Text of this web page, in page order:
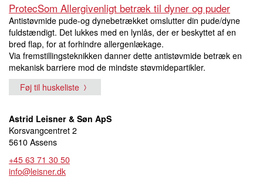
ProtecSom Allergivenligt betræk til dyner og puder
Antistøvmide pude-og dynebetrækket omslutter din pude/dyne
fuldstændigt. Det lukkes med en lynlås, der er beskyttet af en
bred flap, for at forhindre allergenlækage.
Via fremstillingsteknikken danner dette antistøvmide betræk en
mekanisk barriere mod de mindste støvmidepartikler.
Føj til huskeliste
Astrid Leisner & Søn ApS
Korsvangcentret 2
5610 Assens
+45 63 71 30 50
info@leisner.dk